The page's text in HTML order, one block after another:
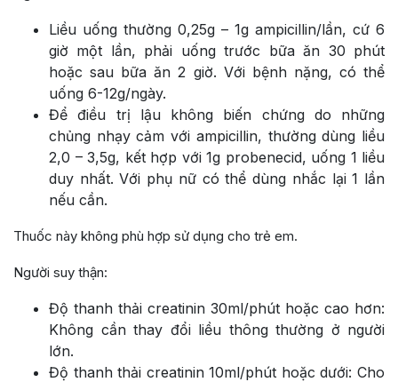
Liều uống thường 0,25g – 1g ampicillin/lần, cứ 6
giờ một lần, phải uống trước bữa ăn 30 phút
hoặc sau bữa ăn 2 giờ. Với bệnh nặng, có thể
uống 6-12g/ngày.
Để điều trị lậu không biến chứng do những
chủng nhạy cảm với ampicillin, thường dùng liều
2,0 – 3,5g, kết hợp với 1g probenecid, uống 1 liều
duy nhất. Với phụ nữ có thể dùng nhắc lại 1 lần
nếu cần.
Thuốc này không phù hợp sử dụng cho trẻ em.
Người suy thận:
Độ thanh thải creatinin 30ml/phút hoặc cao hơn:
Không cần thay đổi liều thông thường ở người
lớn.
Độ thanh thải creatinin 10ml/phút hoặc dưới: Cho